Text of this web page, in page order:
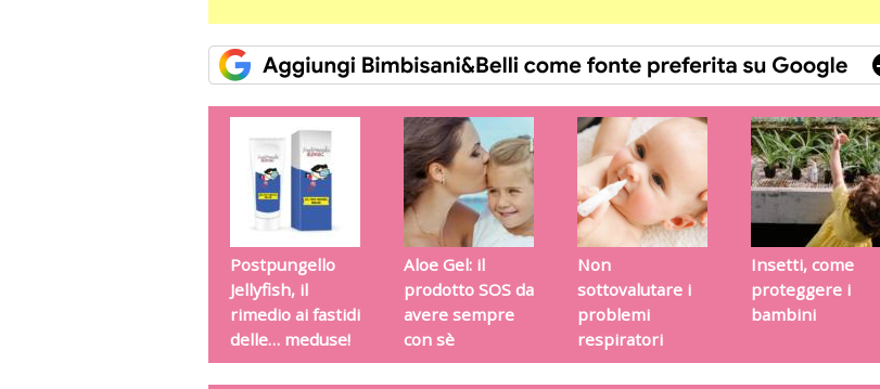
Postpungello
Jellyfish, il
rimedio ai fastidi
delle… meduse!
Aloe Gel: il
prodotto SOS da
avere sempre
con sè
Non
sottovalutare i
problemi
respiratori
Insetti, come
proteggere i
bambini